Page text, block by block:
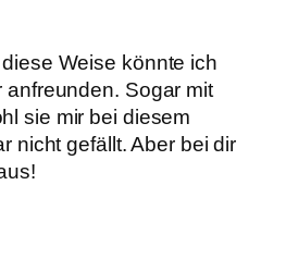
Weise könnte ich
anfreunden. Sogar mit
sie mir bei diesem
nicht gefällt. Aber bei dir